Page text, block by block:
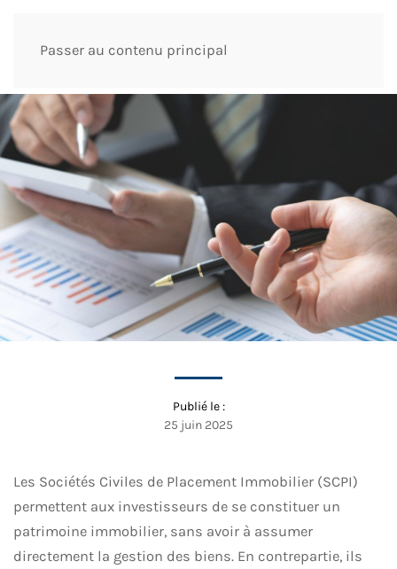
Passer au contenu principal
Publié le :
25 juin 2025
Les Sociétés Civiles de Placement Immobilier (SCPI)
permettent aux investisseurs de se constituer un
patrimoine immobilier, sans avoir à assumer
directement la gestion des biens. En contrepartie, ils